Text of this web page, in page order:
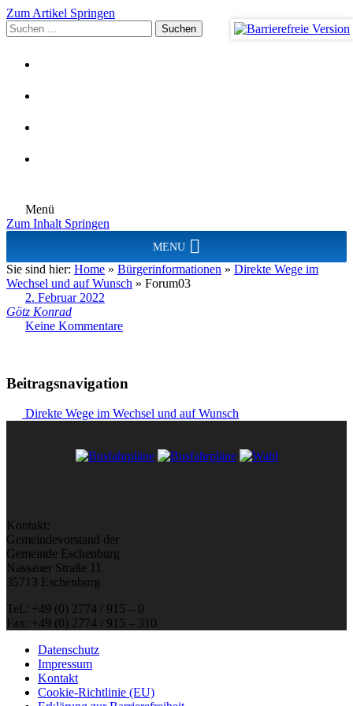
Zum Artikel Springen
Suchen
nach:
Menü
Zum Inhalt Springen
MENU
Sie sind hier: Home » Bürgerinformationen » Direkte Wege im
Wechsel und auf Wunsch » Forum03
2. Februar 2022
Götz Konrad
Keine Kommentare
Beitragsnavigation
Direkte Wege im Wechsel und auf Wunsch
Kontakt:
Gemeindevorstand der
Gemeinde Eschenburg
Nassauer Straße 11
35713 Eschenburg
Tel.: +49 (0) 2774 / 915 – 0
Fax: +49 (0) 2774 / 915 – 310
Datenschutz
Impressum
Kontakt
Cookie-Richtlinie (EU)